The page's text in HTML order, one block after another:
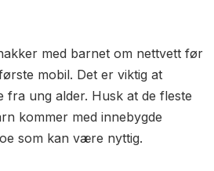
med barnet om nettvett før
mobil. Det er viktig at
ung alder. Husk at de fleste
kommer med innebygde
som kan være nyttig.